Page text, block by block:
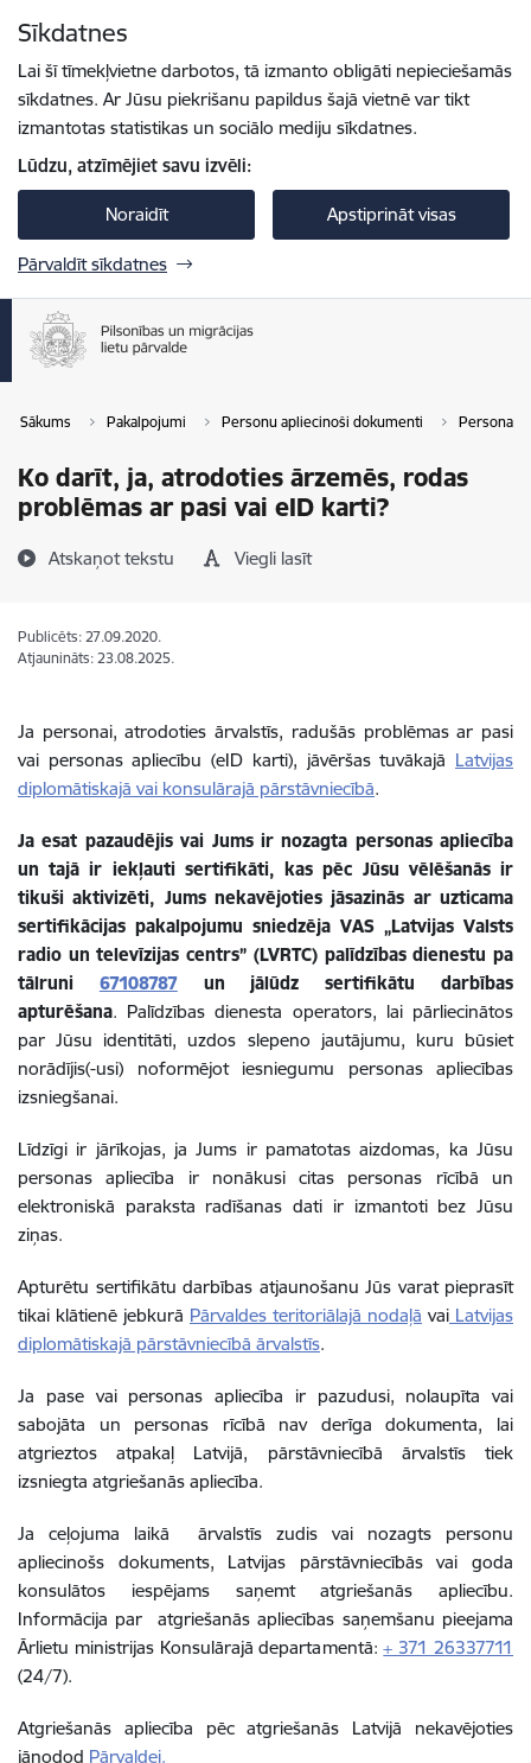
Sīkdatnes
Lai šī tīmekļvietne darbotos, tā izmanto obligāti nepieciešamās
sīkdatnes. Ar Jūsu piekrišanu papildus šajā vietnē var tikt
izmantotas statistikas un sociālo mediju sīkdatnes.
Lūdzu, atzīmējiet savu izvēli:
Noraidīt Apstiprināt visas
Pārvaldīt sīkdatnes
Sākums Pakalpojumi Personu apliecinoši dokumenti Personas
Ko darīt, ja, atrodoties ārzemēs, rodas
problēmas ar pasi vai eID karti?
Atskaņot tekstu Viegli lasīt
Publicēts: 27.09.2020.
Atjaunināts: 23.08.2025.
Ja personai, atrodoties ārvalstīs, radušās problēmas ar pasi
vai personas apliecību (eID karti), jāvēršas tuvākajā Latvijas
diplomātiskajā vai konsulārajā pārstāvniecībā.
Ja esat pazaudējis vai Jums ir nozagta personas apliecība
un tajā ir iekļauti sertifikāti, kas pēc Jūsu vēlēšanās ir
tikuši aktivizēti, Jums nekavējoties jāsazinās ar uzticama
sertifikācijas pakalpojumu sniedzēja VAS „Latvijas Valsts
radio un televīzijas centrs” (LVRTC) palīdzības dienestu pa
tālruni 67108787
un jālūdz sertifikātu darbības
apturēšana. Palīdzības dienesta operators, lai pārliecinātos
par Jūsu identitāti, uzdos slepeno jautājumu, kuru būsiet
norādījis(-usi) noformējot iesniegumu personas apliecības
izsniegšanai.
Līdzīgi ir jārīkojas, ja Jums ir pamatotas aizdomas, ka Jūsu
personas apliecība ir nonākusi citas personas rīcībā un
elektroniskā paraksta radīšanas dati ir izmantoti bez Jūsu
ziņas.
Apturētu sertifikātu darbības atjaunošanu Jūs varat pieprasīt
tikai klātienē jebkurā Pārvaldes teritoriālajā nodaļā vai Latvijas
diplomātiskajā pārstāvniecībā ārvalstīs.
Ja pase vai personas apliecība ir pazudusi, nolaupīta vai
sabojāta un personas rīcībā nav derīga dokumenta, lai
atgrieztos atpakaļ Latvijā, pārstāvniecībā ārvalstīs tiek
izsniegta atgriešanās apliecība.
Ja ceļojuma laikā ārvalstīs zudis vai nozagts personu
apliecinošs dokuments, Latvijas pārstāvniecībās vai goda
konsulātos iespējams saņemt atgriešanās apliecību.
Informācija par atgriešanās apliecības saņemšanu pieejama
Ārlietu ministrijas Konsulārajā departamentā:+ 371 26337711
(24/7).
Atgriešanās apliecība pēc atgriešanās Latvijā nekavējoties
jānodod Pārvaldei.